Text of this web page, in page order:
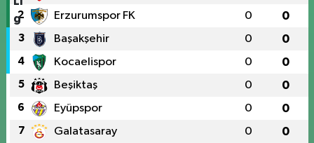
2 Erzurumspor FK 0 0
3 Başakşehir 0 0
4 Kocaelispor 0 0
5 Beşiktaş 0 0
6 Eyüpspor 0 0
7 Galatasaray 0 0